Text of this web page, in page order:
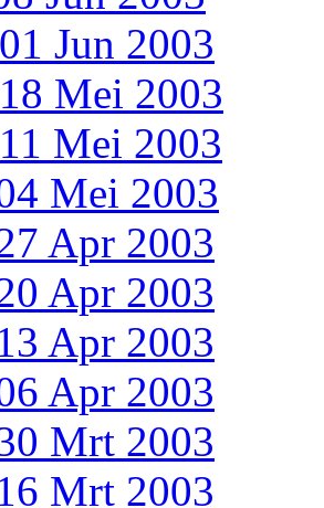
Jun 2003
Mei 2003
Mei 2003
Mei 2003
Apr 2003
Apr 2003
Apr 2003
Apr 2003
Mrt 2003
Mrt 2003